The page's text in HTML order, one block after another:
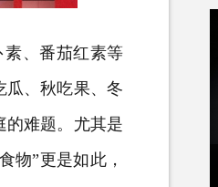
、番茄红素等
瓜、秋吃果、冬
的难题。尤其是
物”更是如此，